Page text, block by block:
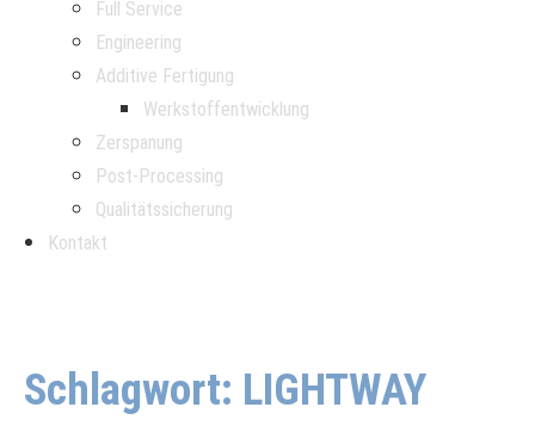
Full Service
Engineering
Additive Fertigung
Werkstoffentwicklung
Zerspanung
Post-Processing
Qualitätssicherung
Kontakt
Schlagwort: LIGHTWAY